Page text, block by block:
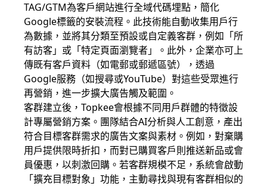
TAG/GTM為客戶網站進行全域代碼埋點，簡化
Google標籤的安裝流程。此技術能自動收集用戶行
為數據，並將其分類至預設或自定義客群，例如「所
有訪客」或「特定頁面瀏覽者」。此外，企業亦可上
傳既有客戶資料（如電郵或郵遞區號），透過
Google服務（如搜尋或YouTube）對這些受眾進行
再營銷，進一步擴大廣告觸及範圍。
客群建立後，Topkee會根據不同用戶群體的特徵設
計專屬營銷方案。團隊結合AI分析與人工創意，產出
符合目標客群需求的廣告文案與素材。例如，對棄購
用戶提供限時折扣，而對已購買客戶則推送新品或會
員優惠，以刺激回購。若客群規模不足，系統會啟動
「擴充目標對象」功能，主動尋找與現有客群相似的